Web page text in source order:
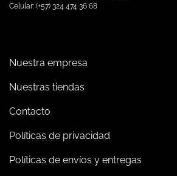
Celular: (+57) 324 474 36 68
Nuestra empresa
Nuestras tiendas
Contacto
Políticas de privacidad
Políticas de envíos y entregas